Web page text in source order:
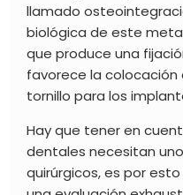
llamado
biológica de este
que produce una
favorece la colocación
tornillo para los
Hay que tener en
dentales necesitan
quirúrgicos, es por